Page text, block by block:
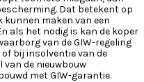
Dat betekent op
maken van een
als het nodig is kan de koper
van de GIW-regeling
bij insolventie van de
van de nieuwbouw
met GIW-garantie.